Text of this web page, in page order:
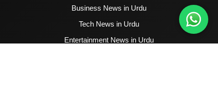
Business News in Urdu
Tech News in Urdu
Entertainment News in Urdu